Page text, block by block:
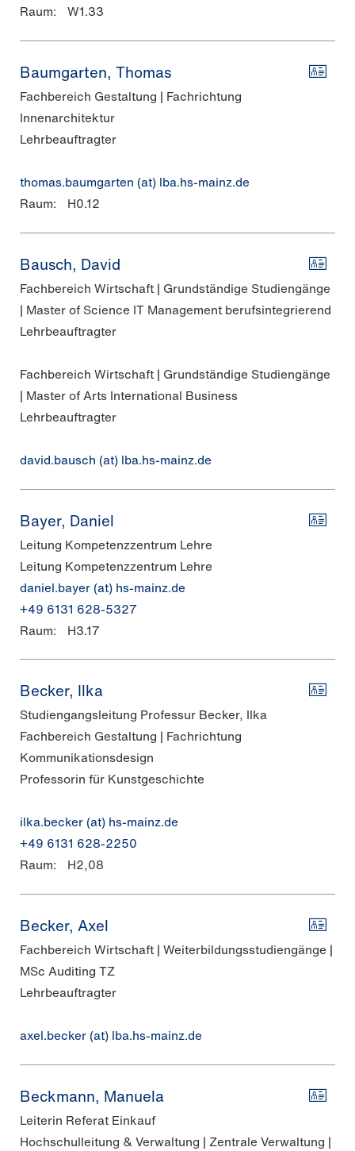
Raum:
W1.33
Baumgarten, Thomas
Fachbereich Gestaltung | Fachrichtung
Innenarchitektur
Lehrbeauftragter
thomas.baumgarten (at) lba.hs-mainz.de
Raum:
H0.12
Bausch, David
Fachbereich Wirtschaft | Grundständige Studiengänge
| Master of Science IT Management berufsintegrierend
Lehrbeauftragter
Fachbereich Wirtschaft | Grundständige Studiengänge
| Master of Arts International Business
Lehrbeauftragter
david.bausch (at) lba.hs-mainz.de
Bayer, Daniel
Leitung Kompetenzzentrum Lehre
Leitung Kompetenzzentrum Lehre
daniel.bayer (at) hs-mainz.de
+49 6131 628-5327
Raum:
H3.17
Becker, Ilka
Studiengangsleitung Professur Becker, Ilka
Fachbereich Gestaltung | Fachrichtung
Kommunikationsdesign
Professorin für Kunstgeschichte
ilka.becker (at) hs-mainz.de
+49 6131 628-2250
Raum:
H2,08
Becker, Axel
Fachbereich Wirtschaft | Weiterbildungsstudiengänge |
MSc Auditing TZ
Lehrbeauftragter
axel.becker (at) lba.hs-mainz.de
Beckmann, Manuela
Leiterin Referat Einkauf
Hochschulleitung & Verwaltung | Zentrale Verwaltung |